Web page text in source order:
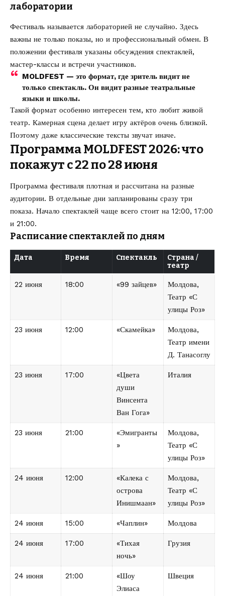
лаборатории
Фестиваль называется лабораторией не случайно. Здесь
важны не только показы, но и профессиональный обмен. В
положении фестиваля указаны обсуждения спектаклей,
мастер-классы и встречи участников.
MOLDFEST — это формат, где зритель видит не
только спектакль. Он видит разные театральные
языки и школы.
Такой формат особенно интересен тем, кто любит живой
театр. Камерная сцена делает игру актёров очень близкой.
Поэтому даже классические тексты звучат иначе.
Программа MOLDFEST 2026: что
покажут с 22 по 28 июня
Программа фестиваля плотная и рассчитана на разные
аудитории. В отдельные дни запланированы сразу три
показа. Начало спектаклей чаще всего стоит на 12:00, 17:00
и 21:00.
Расписание спектаклей по дням
Дата Время Спектакль
Страна /
театр
22 июня 18:00 «99 зайцев»
Молдова,
Театр «С
улицы Роз»
23 июня 12:00 «Скамейка»
Молдова,
Театр имени
Д. Танасоглу
23 июня 17:00
«Цвета
души
Винсента
Ван Гога»
Италия
23 июня 21:00
«Эмигранты
»
Молдова,
Театр «С
улицы Роз»
24 июня 12:00
«Калека с
острова
Инишмаан»
Молдова,
Театр «С
улицы Роз»
24 июня 15:00 «Чаплин» Молдова
24 июня 17:00
«Тихая
ночь»
Грузия
24 июня 21:00
«Шоу
Элиаса
Швеция